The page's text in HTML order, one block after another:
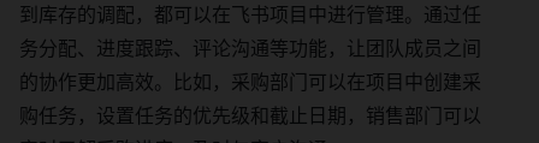
到库存的调配，都可以在飞书项目中进行管理。通过任
务分配、进度跟踪、评论沟通等功能，让团队成员之间
的协作更加高效。比如，采购部门可以在项目中创建采
购任务，设置任务的优先级和截止日期，销售部门可以